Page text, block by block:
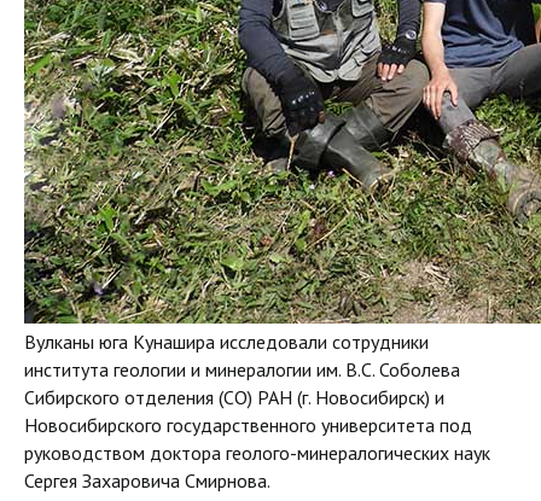
Вулканы юга Кунашира исследовали сотрудники
института геологии и минералогии им. В.С. Соболева
Сибирского отделения (СО) РАН (г. Новосибирск) и
Новосибирского государственного университета под
руководством доктора геолого-минералогических наук
Сергея Захаровича Смирнова.